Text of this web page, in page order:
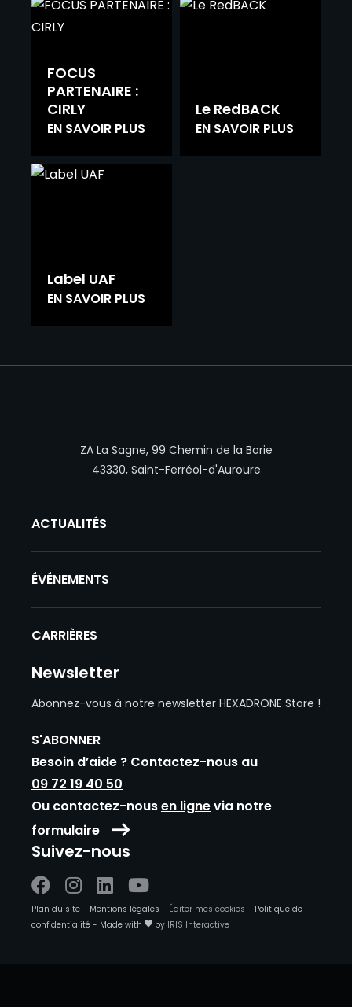
FOCUS
PARTENAIRE :
CIRLY
EN SAVOIR PLUS
Le RedBACK
EN SAVOIR PLUS
Label UAF
EN SAVOIR PLUS
ZA La Sagne, 99 Chemin de la Borie
43330, Saint-Ferréol-d'Auroure
ACTUALITÉS
ÉVÉNEMENTS
CARRIÈRES
Newsletter
Abonnez-vous à notre newsletter HEXADRONE Store !
S'ABONNER
Besoin d’aide ? Contactez-nous au
09 72 19 40 50
Ou contactez-nousen lignevia notre
formulaire
Suivez-nous
Suivez-
nous
Suivez-
nous
Suivez-
nous
Suivez-
nous
Plan du site - Mentions légales - Éditer mes cookies - Politique de
confidentialité - Made with by IRIS Interactive